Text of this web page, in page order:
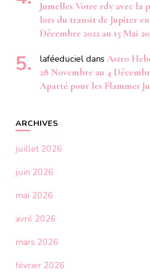
Jumelles Votre rdv avec la
lors du transit de Jupiter
Décembre 2022 au 15 Mai
laféeduciel dans Astro
28 Novembre au 4
Aparté pour les Flammes
ARCHIVES
juillet 2026
juin 2026
mai 2026
avril 2026
mars 2026
février 2026